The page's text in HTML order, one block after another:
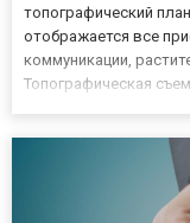
топографический
отображается все
коммуникации,
Топографическая
коммуникаций, а